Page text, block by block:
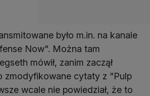
było m.in. na kanale
Now". Można tam
mówił, zanim zaczął
zmodyfikowane cytaty z "Pulp
wcale nie powiedział, że to